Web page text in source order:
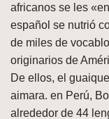
africanos se les
español se nutrió
de miles de
originarios de
De ellos, el
aimara. en Perú,
alrededor de 44